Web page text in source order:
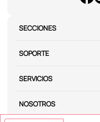
SECCIONES
SOPORTE
SERVICIOS
NOSOTROS